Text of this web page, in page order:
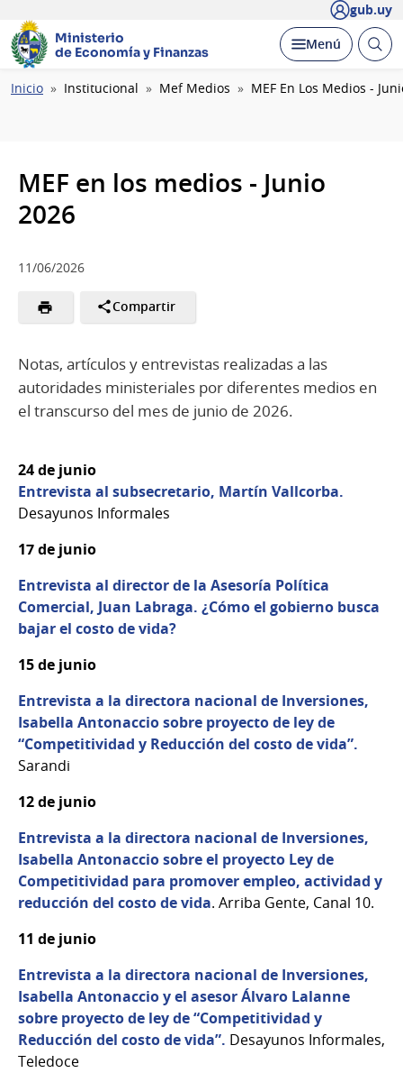
gub.uy
Ministerio
de Economía y Finanzas
Desplegar
Menú Abrir
Ruta
Inicio Institucional Mef Medios MEF En Los Medios -
MEF en los medios - Junio
2026
11/06/2026
Compartir
Notas, artículos y entrevistas realizadas a las
autoridades ministeriales por diferentes medios en
el transcurso del mes de junio de 2026.
24 de junio
Entrevista al subsecretario, Martín Vallcorba.
Desayunos Informales
17 de junio
Entrevista al director de la Asesoría Política
Comercial, Juan Labraga. ¿Cómo el gobierno busca
bajar el costo de vida?
15 de junio
Entrevista a la directora nacional de Inversiones,
Isabella Antonaccio sobre proyecto de ley de
“Competitividad y Reducción del costo de vida”.
Sarandi
12 de junio
Entrevista a la directora nacional de Inversiones,
Isabella Antonaccio sobre el proyecto Ley de
Competitividad para promover empleo, actividad y
reducción del costo de vida. Arriba Gente, Canal 10.
11 de junio
Entrevista a la directora nacional de Inversiones,
Isabella Antonaccio y el asesor Álvaro Lalanne
sobre proyecto de ley de “Competitividad y
Reducción del costo de vida”. Desayunos Informales,
Teledoce